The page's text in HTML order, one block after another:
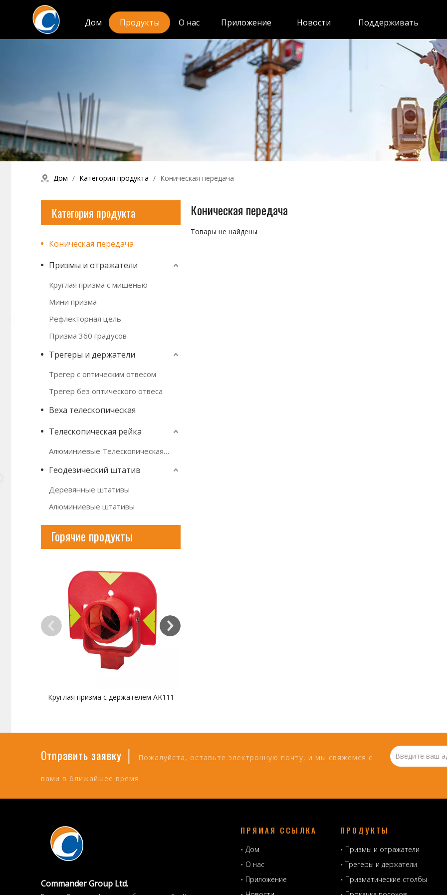
Дом Продукты О нас Приложение Новости Поддерживать
Дом / Категория продукта / Коническая передача
Категория продукта
Коническая передача
Призмы и отражатели
Круглая призма с мишенью
Мини призма
Рефлекторная цель
Призма 360 градусов
Трегеры и держатели
Трегер с оптическим отвесом
Трегер без оптического отвеса
Веха телескопическая
Телескопическая рейка
Алюминиевые Телескопическая рейка
Геодезический штатив
Деревянные штативы
Алюминиевые штативы
Горячие продукты
Круглая призма с держателем AK111
Коническая передача
Товары не найдены
Отправить заявку | Пожалуйста, оставьте электронную почту, и мы свяжемся с
вами в ближайшее время.
Commander Group Ltd.
ПРЯМАЯ ССЫЛКА
Дом
О нас
Приложение
ПРОДУКТЫ
Призмы и отражатели
Трегеры и держатели
Призматические столбы